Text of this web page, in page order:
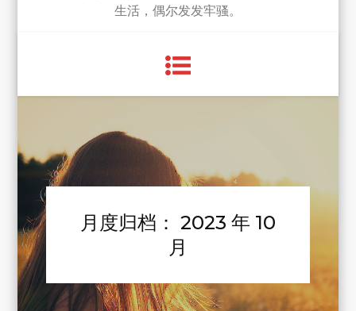
生活，偶尔发发牢骚。
月度归档： 2023 年 10
月